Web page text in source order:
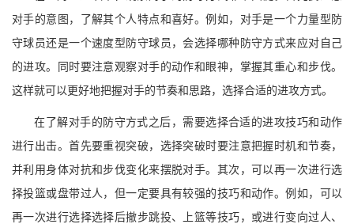
对手的意图，了解其个人特点和喜好。例如，对手是一个力量型防
守球员还是一个速度型防守球员，会选择哪种防守方式来应对自己
的进攻。同时要注意观察对手的动作和眼神，掌握其重心和步伐。
这样就可以更好地把握对手的节奏和思路，选择合适的进攻方式。
在了解对手的防守方式之后，需要选择合适的进攻技巧和动作
进行出击。首先要重视突破，选择突破时要注意把握时机和节奏，
并利用身体对抗和步伐变化来摆脱对手。其次，可以再一次进行选
择投篮或盘带过人，但一定要具有较强的技巧和动作。例如，可以
再一次进行选择选择后撤步跳投、上篮等技巧，或进行变向过人、